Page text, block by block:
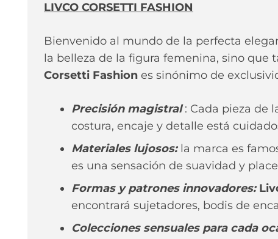
LIVCO CORSETTI FASHION
Bienvenido al mundo de la perfecta
la belleza de la figura femenina, sino
Corsetti Fashion es sinónimo de
Precisión magistral: Cada pieza de
costura, encaje y detalle está
Materiales lujosos:la marca es
es una sensación de suavidad y
Formas y patrones innovadores:
encontrará sujetadores, bodis de
Colecciones sensuales para cada